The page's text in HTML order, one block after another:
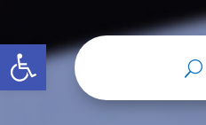
Abrir barra de herramientas